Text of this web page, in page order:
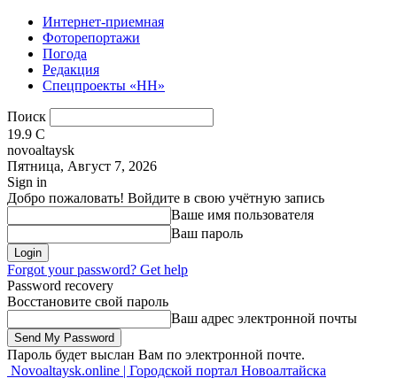
Интернет-приемная
Фоторепортажи
Погода
Редакция
Спецпроекты «НН»
Поиск
19.9 C
novoaltaysk
Пятница, Август 7, 2026
Sign in
Добро пожаловать! Войдите в свою учётную запись
Ваше имя пользователя
Ваш пароль
Forgot your password? Get help
Password recovery
Восстановите свой пароль
Ваш адрес электронной почты
Пароль будет выслан Вам по электронной почте.
Novoaltaysk.online | Городской портал Новоалтайска